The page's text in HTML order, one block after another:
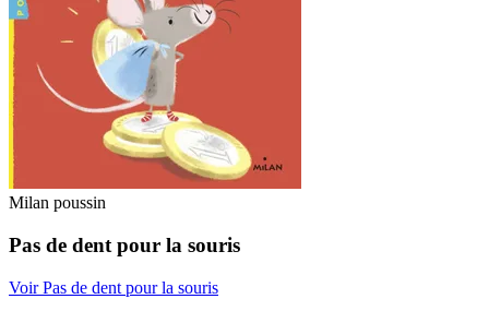
Milan poussin
Pas de dent pour la souris
Voir Pas de dent pour la souris